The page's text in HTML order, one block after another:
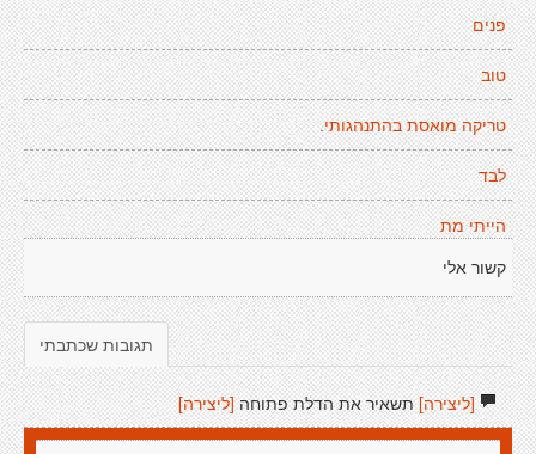
פנים
טוב
טריקה מואסת בהתנהגותי.
לבד
הייתי מת
קשור אלי
תגובות שכתבתי
[ליצירה]תשאיר את הדלת פתוחה [ליצירה]